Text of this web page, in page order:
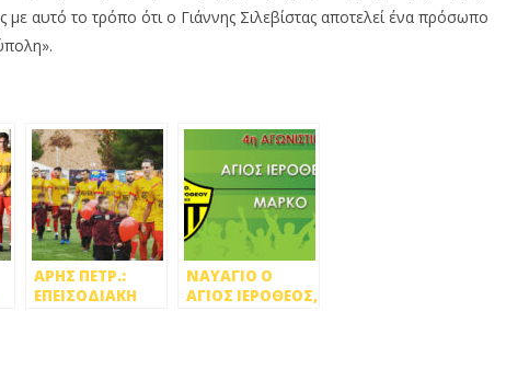
με αυτό το τρόπο ότι ο Γιάννης Σιλεβίστας αποτελεί ένα πρόσωπο
ΑΡΗΣ ΠΕΤΡ.:
ΕΠΕΙΣΟΔΙΑΚΗ
ΝΑΥΑΓΙΟ Ο
ΑΓΙΟΣ ΙΕΡΟΘΕΟΣ,